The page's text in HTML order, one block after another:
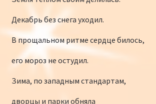
Наши участники 2017
Страничка победителей 2017
tt
er
b
o
o
k
n
o
kl
as
iki
p
Li
n
а
Декабрь без снега уходил.
В прощальном ритме сердце билось,
его мороз не остудил.
Зима, по западным стандартам,
дворцы и парки обняла